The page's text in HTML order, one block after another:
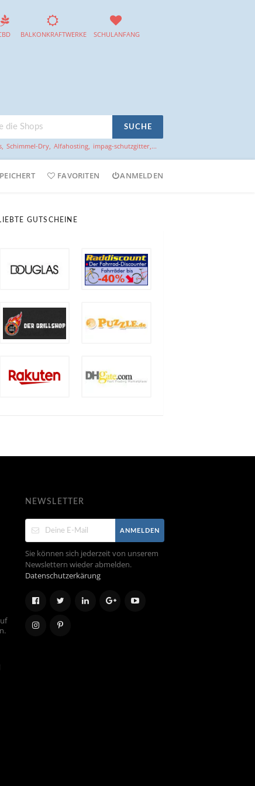
BALKONKRAFTWERKE SCHULANFANG
SUCHE
, Schimmel-Dry, Alfahosting, impag-schutzgitter,...
FAVORITEN ANMELDEN
GUTSCHEINE
NEWSLETTER
ANMELDEN
Sie können sich jederzeit von unserem
Newslettern wieder abmelden.
Datenschutzerkärung